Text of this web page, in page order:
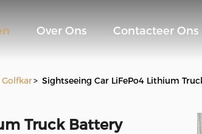
Over Ons Contacteer Ons
> Sightseeing Car LiFePo4 Lithium
Truck Battery